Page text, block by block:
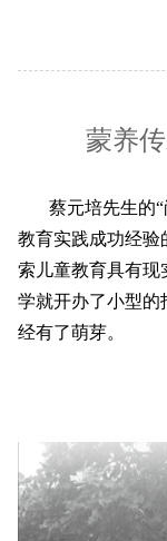
蒙养
蔡元培先生的
教育实践成功经验
索儿童教育具有现
学就开办了小型的
经有了萌芽。